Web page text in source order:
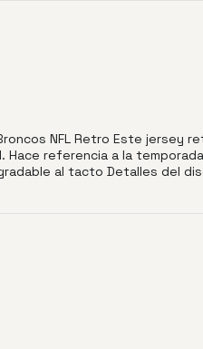
NFL Retro Este jersey
referencia a la
al tacto Detalles del